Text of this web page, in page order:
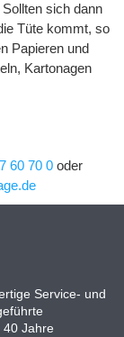
sich dann
Tüte kommt, so
Papieren und
Kartonagen
60 70 0 oder
Service- und
Jahre